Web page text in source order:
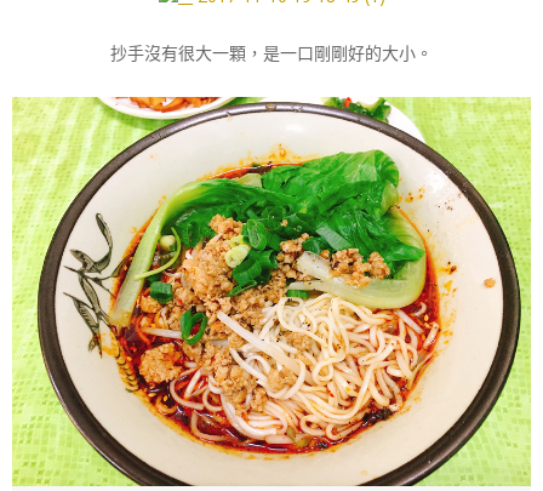
抄手沒有很大一顆，是一口剛剛好的大小。